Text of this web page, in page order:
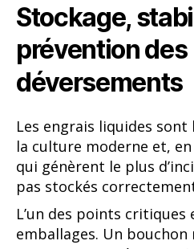
Stockage,
prévention des
déversements
Les engrais liquides
la culture moderne et,
qui génèrent le plus
pas stockés
L’un des points
emballages. Un